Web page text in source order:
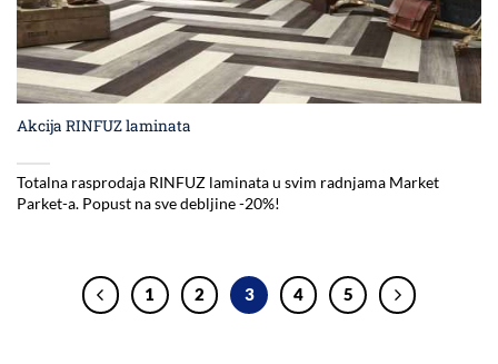
Akcija RINFUZ laminata
Totalna rasprodaja RINFUZ laminata u svim radnjama Market
Parket-a. Popust na sve debljine -20%!
1 2 3 4 5